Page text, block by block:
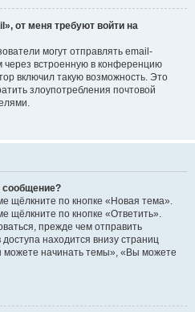
от меня требуют войти на
могут отправлять email-
через встроенную в конференцию
включил такую возможность. Это
злоупотребления почтовой
сообщение?
щёлкните по кнопке «Новая тема».
щёлкните по кнопке «Ответить».
прежде чем отправить
находится внизу страниц
начинать темы», «Вы можете